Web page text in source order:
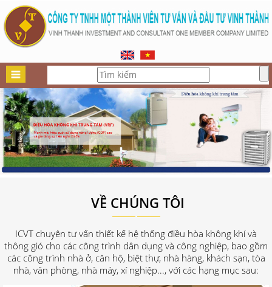
VỀ CHÚNG TÔI
ICVT chuyên tư vấn thiết kế hệ thống điều hòa không khí và
thông gió cho các công trình dân dụng và công nghiệp, bao gồm
các công trình nhà ở, căn hộ, biệt thự, nhà hàng, khách sạn, tòa
nhà, văn phòng, nhà máy, xí nghiệp..., với các hạng mục sau: